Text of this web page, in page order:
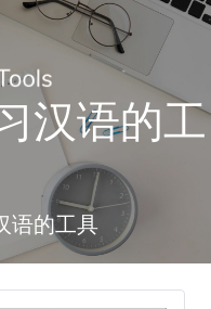
汉语的工
语的工具